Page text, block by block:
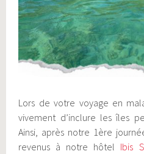
Lors de votre voyage en
vivement d’inclure les îles
Ainsi, après notre 1ère
revenus à notre hôtel Ibis